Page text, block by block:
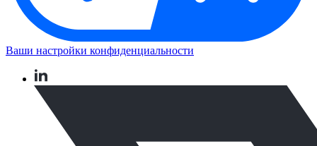
Ваши настройки конфиденциальности